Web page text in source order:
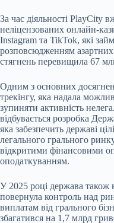
За час діяльності PlayCity
неліцензованих онлайн-
Instagram та TikTok, які
розповсюдженням
стягнень перевищила 67
Одним з основних
трекінгу, яка надала
зупиняти активність
відбувається розробка
яка забезпечить державі
легального грального
відкритими фінансовими
оподаткуванням.
У 2025 році держава також
повернула контроль над
виплатам від грального
збагатився на 1,7 млрд